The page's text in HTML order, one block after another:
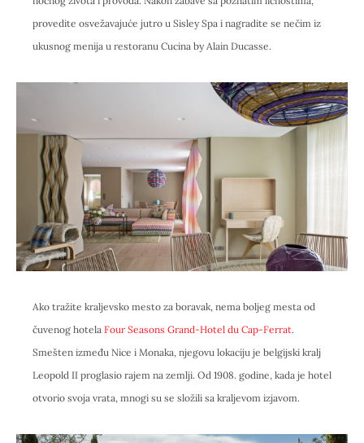
provedite osvežavajuće jutro u Sisley Spa i nagradite se nečim iz
ukusnog menija u restoranu Cucina by Alain Ducasse.
Ako tražite kraljevsko mesto za boravak, nema boljeg mesta od
čuvenog hotela Four Seasons Grand-Hotel du Cap-Ferrat.
Smešten između Nice i Monaka, njegovu lokaciju je belgijski kralj
Leopold II proglasio rajem na zemlji. Od 1908. godine, kada je hotel
otvorio svoja vrata, mnogi su se složili sa kraljevom izjavom.